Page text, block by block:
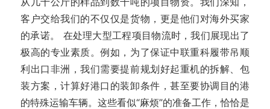
客户交给我们的不仅仅是货物，更是他们对海外买家
的承诺。 在处理大型工程项目物流时，我们展现出了
极高的专业素质。例如，为了保证中联重科履带吊顺
利出口非洲，我们需要提前规划好起重机的拆解、包
装方案，计算好港口的装卸条件，甚至要协调目的港
的特殊运输车辆。这些看似“麻烦”的准备工作，恰恰是